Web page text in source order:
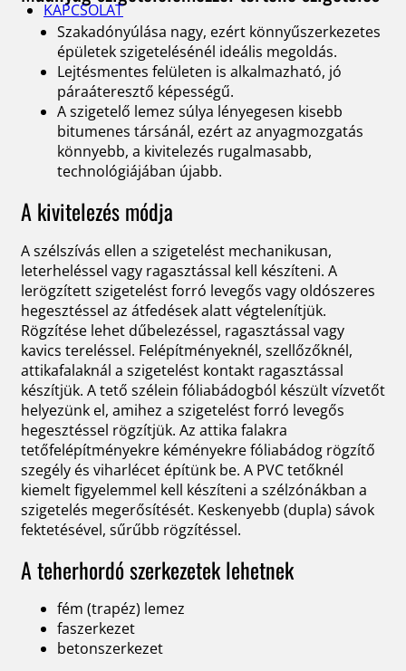
KAPCSOLAT
Szakadónyúlása nagy, ezért könnyűszerkezetes
épületek szigetelésénél ideális megoldás.
Lejtésmentes felületen is alkalmazható, jó
páraáteresztő képességű.
A szigetelő lemez súlya lényegesen kisebb
bitumenes társánál, ezért az anyagmozgatás
könnyebb, a kivitelezés rugalmasabb,
technológiájában újabb.
A kivitelezés módja
A szélszívás ellen a szigetelést mechanikusan,
leterheléssel vagy ragasztással kell készíteni. A
lerögzített szigetelést forró levegős vagy oldószeres
hegesztéssel az átfedések alatt végtelenítjük.
Rögzítése lehet dűbelezéssel, ragasztással vagy
kavics tereléssel. Felépítményeknél, szellőzőknél,
attikafalaknál a szigetelést kontakt ragasztással
készítjük. A tető szélein fóliabádogból készült vízvetőt
helyezünk el, amihez a szigetelést forró levegős
hegesztéssel rögzítjük. Az attika falakra
tetőfelépítményekre kéményekre fóliabádog rögzítő
szegély és viharlécet építünk be. A PVC tetőknél
kiemelt figyelemmel kell készíteni a szélzónákban a
szigetelés megerősítését. Keskenyebb (dupla) sávok
fektetésével, sűrűbb rögzítéssel.
A teherhordó szerkezetek lehetnek
fém (trapéz) lemez
faszerkezet
betonszerkezet